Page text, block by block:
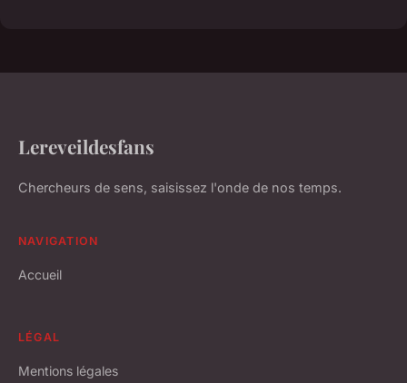
Lereveildesfans
Chercheurs de sens, saisissez l'onde de nos temps.
NAVIGATION
Accueil
LÉGAL
Mentions légales